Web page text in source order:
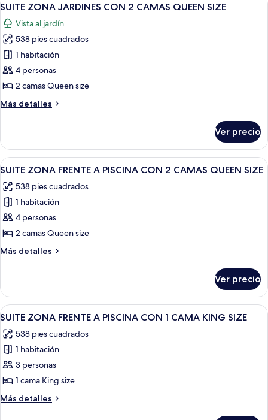
KING
SIZE
Y
TINA
HIDROMASAJES
VERDES
CON
CAMA
KING
SIZE
Y
TINA
HIDROMASAJES
todas
las
fotos
de
SUITE
ZONA
CON
QUEEN
SIZE
8
SUITE ZONA JARDINES CON 2 CAMAS QUEEN SIZE
Vista al jardín
538 pies cuadrados
1 habitación
4 personas
2 camas Queen size
Más detalles
Más
ZONA
JARDINES
CON
CAMAS
QUEEN
SIZE
Ver precio
Abrir
todas
las
fotos
de
SUITE
ZONA
FRENTE
PISCINA
CON
2
CAMAS
QUEEN
SIZE
Habitación de hotel con dos camas,
8
SUITE ZONA FRENTE A PISCINA CON 2 CAMAS QUEEN SIZE
538 pies cuadrados
1 habitación
4 personas
2 camas Queen size
Más detalles
Más
ZONA
FRENTE
A
CON
2
CAMAS
QUEEN
SIZE
Ver precio
Abrir
todas
las
fotos
de
SUITE
ZONA
FRENTE
Habitación de hotel con una cama
7
SUITE ZONA FRENTE A PISCINA CON 1 CAMA KING SIZE
538 pies cuadrados
1 habitación
3 personas
1 cama King size
Más detalles
Más